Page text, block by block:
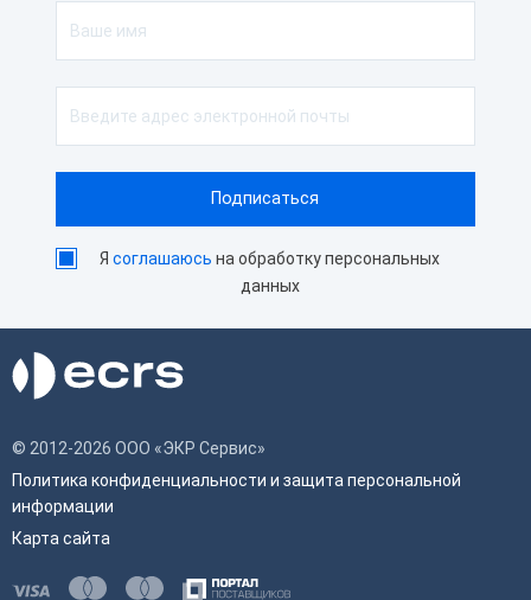
Ясоглашаюсь на обработку персональных
данных
© 2012-2026 ООО «ЭКР Сервис»
Политика конфиденциальности и защита персональной
информации
Карта сайта